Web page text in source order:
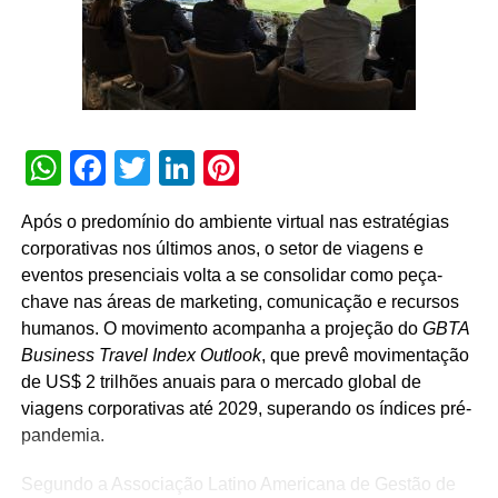
pela valorização das pessoas que fazem os eventos
acontecerem”, afirma Paulo Ventura, presidente da
UBRAFE.
governança e diálogo, que inclui a criação de campanhas
educativas, o compartilhamento de metodologias de
para os pavilhões e a atuação conjunta junto a órgãos
públicos e autoridades reguladoras.
Para Guto Guedes, presidente da ABRACE, “a assinatura
deste acordo representa um avanço importante para as
empresas de cenografia e montagem de estandes e,
principalmente, para os profissionais que atuam na
montagem e na desmontagem dos eventos. Acreditamos
que o fortalecimento do setor passa pela valorização das
a nossa indústria crescer”.
WhatsApp
Facebook
TwitterLinkedIn
Pinterest
Após o predomínio do ambiente virtual nas estratégias
corporativas nos últimos anos, o setor de viagens e
eventos presenciais volta a se consolidar como peça-
chave nas áreas de marketing, comunicação e recursos
humanos. O movimento acompanha a projeção do GBTA
Business Travel Index Outlook, que prevê movimentação
de US$ 2 trilhões anuais para o mercado global de
viagens corporativas até 2029, superando os índices pré-
pandemia.
Segundo a Associação Latino Americana de Gestão de